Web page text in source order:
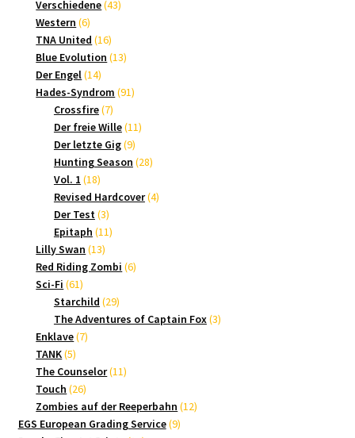
Produkt
Verschiedene 4343
Western 66
Produkte
TNA United 1616
Produkte
Blue Evolution 1313
Der Engel 1414
Produkte
Hades-Syndrom 9191
Crossfire 77
Produkte
Der freie Wille 1111
Der letzte Gig 99
Produkte
Hunting Season 2828
Vol. 1 1818
Produkte
Revised Hardcover 44
Der Test 33
Produkte
Epitaph 1111
Lilly Swan 1313
Produkte
Red Riding Zombi 66
Sci-Fi 6161
Produkte
Starchild 2929
Produkte
The Adventures of Captain Fox 33
Enklave 77
TANK 55
Produkte
The Counselor 1111
Touch 2626
Produkte
Zombies auf der Reeperbahn 1212
EGS European Grading Service 99